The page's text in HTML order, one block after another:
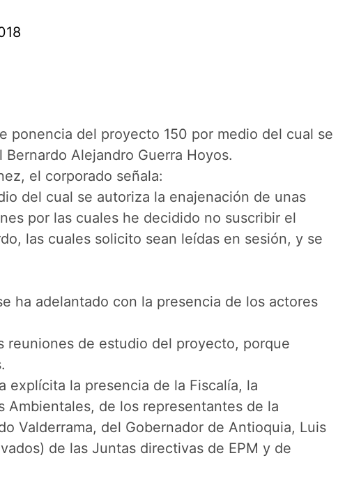
ponencia del proyecto 150 por medio del cual se
Alejandro Guerra Hoyos.
el corporado señala:
del cual se autoriza la enajenación de unas
por las cuales he decidido no suscribir el
las cuales solicito sean leídas en sesión, y se
ha adelantado con la presencia de los actores
reuniones de estudio del proyecto, porque
explícita la presencia de la Fiscalía, la
Ambientales, de los representantes de la
Valderrama, del Gobernador de Antioquia, Luis
de las Juntas directivas de EPM y de